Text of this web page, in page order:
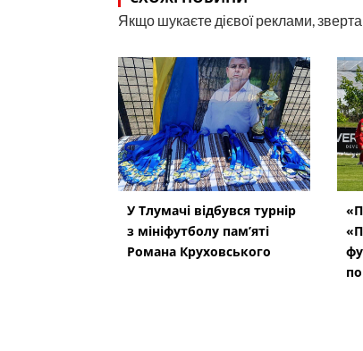
Якщо шукаєте дієвої реклами,
У Тлумачі відбувся турнір
з мініфутболу пам’яті
Романа Круховського